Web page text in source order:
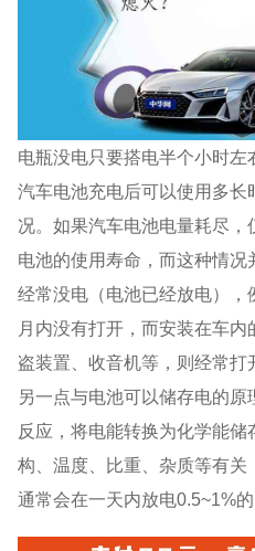
电瓶没电只要搭电半个小时左
汽车电池充电后可以使用多
况。如果汽车电池电量耗尽
电池的使用寿命，而这种情
经常没电（电池已经放电）
月内没有打开，而安装在车
盗装置、收音机等，则经常打
另一点与电池可以储存电的
反应，将电能转换为化学能
构、温度、比重、杂质等有
通常会在一天内放电0.5~1%的